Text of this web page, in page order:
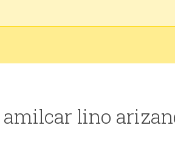
lino